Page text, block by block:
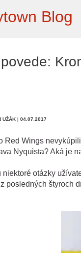
Blog
UŽÁK | 04.07.2017
Red Wings
Nyquista? Aká je
niektoré otázky
posledných štyroch